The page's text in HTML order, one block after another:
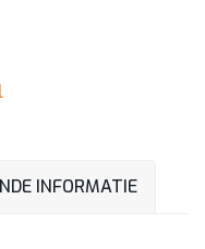
INFORMATIE